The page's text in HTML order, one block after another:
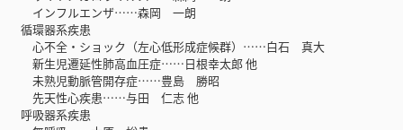
インフルエンザ……森岡 一朗
循環器系疾患
心不全・ショック（左心低形成症候群）……白石 真大
新生児遷延性肺高血圧症……日根幸太郎 他
未熟児動脈管開存症……豊島 勝昭
先天性心疾患……与田 仁志 他
呼吸器系疾患